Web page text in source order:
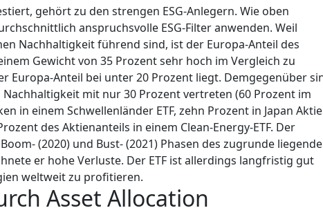
gehört zu den strengen ESG-Anlegern. Wie oben
anspruchsvolle ESG-Filter anwenden. Weil
Nachhaltigkeit führend sind, ist der Europa-Anteil des
Gewicht von 35 Prozent sehr hoch im Vergleich zu
Europa-Anteil bei unter 20 Prozent liegt. Demgegenüber
mit nur 30 Prozent vertreten (60 Prozent im
in einem Schwellenländer ETF, zehn Prozent in Japan
des Aktienanteils in einem Clean-Energy-ETF. Der
(2020) und Bust- (2021) Phasen des zugrunde
er hohe Verluste. Der ETF ist allerdings langfristig gut
weltweit zu profitieren.
Asset Allocation